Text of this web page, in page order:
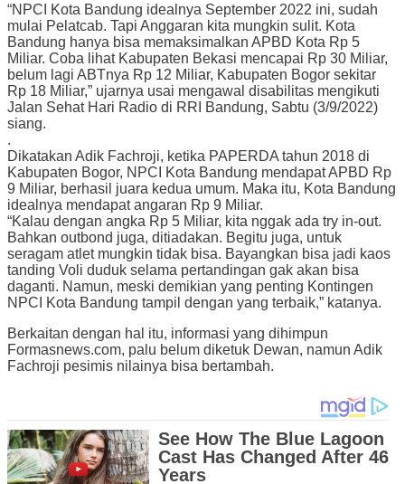
“NPCI Kota Bandung idealnya September 2022 ini, sudah
mulai Pelatcab. Tapi Anggaran kita mungkin sulit. Kota
Bandung hanya bisa memaksimalkan APBD Kota Rp 5
Miliar. Coba lihat Kabupaten Bekasi mencapai Rp 30 Miliar,
belum lagi ABTnya Rp 12 Miliar, Kabupaten Bogor sekitar
Rp 18 Miliar,” ujarnya usai mengawal disabilitas mengikuti
Jalan Sehat Hari Radio di RRI Bandung, Sabtu (3/9/2022)
siang.
.
Dikatakan Adik Fachroji, ketika PAPERDA tahun 2018 di
Kabupaten Bogor, NPCI Kota Bandung mendapat APBD Rp
9 Miliar, berhasil juara kedua umum. Maka itu, Kota Bandung
idealnya mendapat angaran Rp 9 Miliar.
“Kalau dengan angka Rp 5 Miliar, kita nggak ada try in-out.
Bahkan outbond juga, ditiadakan. Begitu juga, untuk
seragam atlet mungkin tidak bisa. Bayangkan bisa jadi kaos
tanding Voli duduk selama pertandingan gak akan bisa
daganti. Namun, meski demikian yang penting Kontingen
NPCI Kota Bandung tampil dengan yang terbaik,” katanya.
Berkaitan dengan hal itu, informasi yang dihimpun
Formasnews.com, palu belum diketuk Dewan, namun Adik
Fachroji pesimis nilainya bisa bertambah.